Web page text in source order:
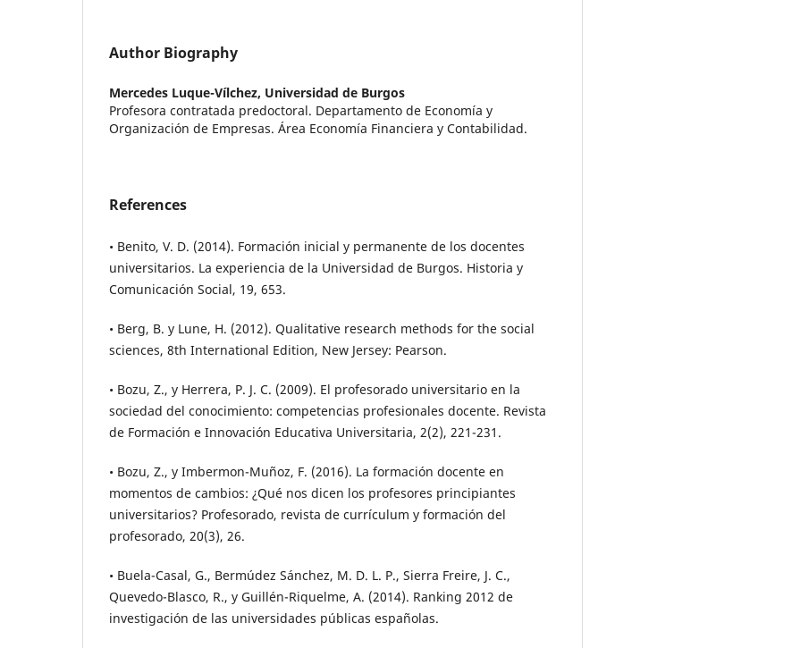
Author Biography
Mercedes Luque-Vílchez, Universidad de Burgos
Profesora contratada predoctoral. Departamento de Economía y
Organización de Empresas. Área Economía Financiera y Contabilidad.
References
• Benito, V. D. (2014). Formación inicial y permanente de los docentes
universitarios. La experiencia de la Universidad de Burgos. Historia y
Comunicación Social, 19, 653.
• Berg, B. y Lune, H. (2012). Qualitative research methods for the social
sciences, 8th International Edition, New Jersey: Pearson.
• Bozu, Z., y Herrera, P. J. C. (2009). El profesorado universitario en la
sociedad del conocimiento: competencias profesionales docente. Revista
de Formación e Innovación Educativa Universitaria, 2(2), 221-231.
• Bozu, Z., y Imbermon-Muñoz, F. (2016). La formación docente en
momentos de cambios: ¿Qué nos dicen los profesores principiantes
universitarios? Profesorado, revista de currículum y formación del
profesorado, 20(3), 26.
• Buela-Casal, G., Bermúdez Sánchez, M. D. L. P., Sierra Freire, J. C.,
Quevedo-Blasco, R., y Guillén-Riquelme, A. (2014). Ranking 2012 de
investigación de las universidades públicas españolas.